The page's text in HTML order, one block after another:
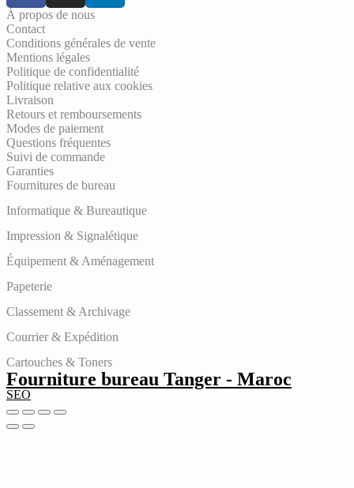
À propos de nous
Contact
Conditions générales de vente
Mentions légales
Politique de confidentialité
Politique relative aux cookies
Livraison
Retours et remboursements
Modes de paiement
Questions fréquentes
Suivi de commande
Garanties
Fournitures de bureau
Informatique & Bureautique
Impression & Signalétique
Équipement & Aménagement
Papeterie
Classement & Archivage
Courrier & Expédition
Cartouches & Toners
Fourniture bureau Tanger - Maroc
SEO